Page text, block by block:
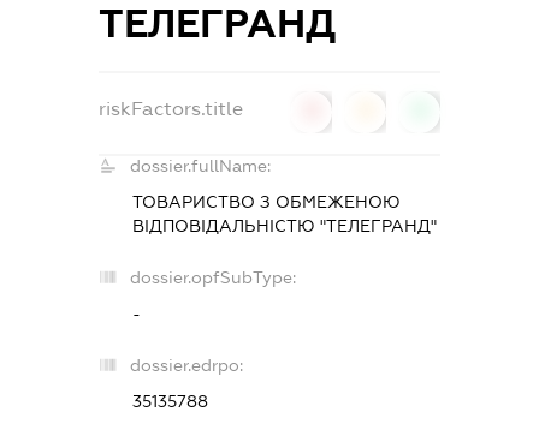
ТЕЛЕГРАНД
riskFactors.title
dossier.fullName:
ТОВАРИСТВО З ОБМЕЖЕНОЮ
ВІДПОВІДАЛЬНІСТЮ "ТЕЛЕГРАНД"
dossier.opfSubType:
-
dossier.edrpo:
35135788